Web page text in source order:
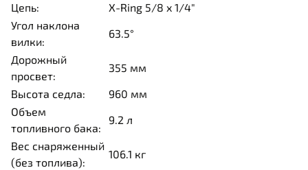
Цепь:
X-Ring 5/8 x 1/4"
Угол наклона
вилки:
63.5°
Дорожный
просвет:
355 мм
Высота седла:
960 мм
Объем
топливного бака:
9.2 л
Вес снаряженный
(без топлива):
106.1 кг